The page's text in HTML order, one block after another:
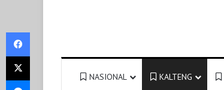
NASIONAL KALTENG
Facebook
X
Messenger